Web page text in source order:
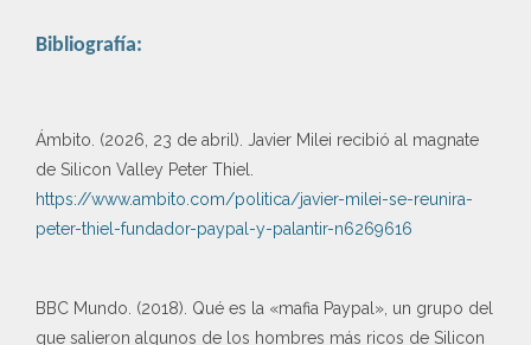
Bibliografía:
Ámbito. (2026, 23 de abril). Javier Milei recibió al magnate
de Silicon Valley Peter Thiel.
https://www.ambito.com/politica/javier-milei-se-reunira-
peter-thiel-fundador-paypal-y-palantir-n6269616
BBC Mundo. (2018). Qué es la «mafia Paypal», un grupo del
que salieron algunos de los hombres más ricos de Silicon